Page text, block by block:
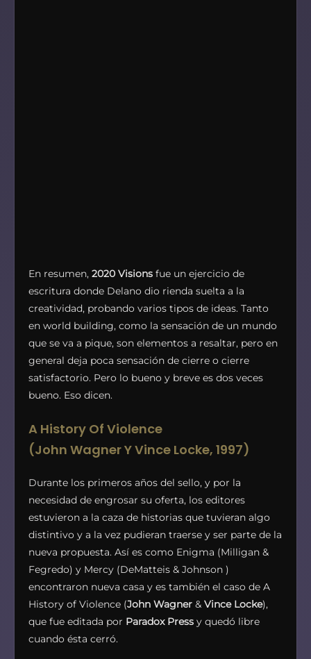
En resumen, 2020 Visions fue un ejercicio de
escritura donde Delano dio rienda suelta a la
creatividad, probando varios tipos de ideas. Tanto
en world building, como la sensación de un mundo
que se va a pique, son elementos a resaltar, pero en
general deja poca sensación de cierre o cierre
satisfactorio. Pero lo bueno y breve es dos veces
bueno. Eso dicen.
A History Of Violence
(John Wagner Y Vince Locke, 1997)
Durante los primeros años del sello, y por la
necesidad de engrosar su oferta, los editores
estuvieron a la caza de historias que tuvieran algo
distintivo y a la vez pudieran traerse y ser parte de la
nueva propuesta. Así es como Enigma (Milligan &
Fegredo) y Mercy (DeMatteis & Johnson )
encontraron nueva casa y es también el caso de A
History of Violence (John Wagner & Vince Locke),
que fue editada por Paradox Press y quedó libre
cuando ésta cerró.